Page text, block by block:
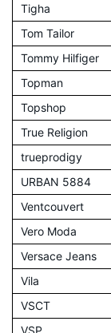
Tigha
Tom Tailor
Tommy Hilfiger
Topman
Topshop
True Religion
trueprodigy
URBAN 5884
Ventcouvert
Vero Moda
Versace Jeans
Vila
VSCT
VSP